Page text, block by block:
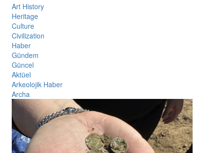
Art History
Heritage
Culture
Civilization
Haber
Gündem
Güncel
Aktüel
Arkeolojik Haber
Archa